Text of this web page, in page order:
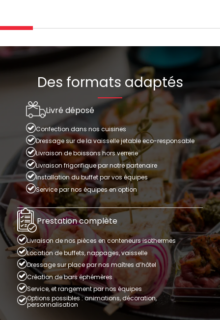
Des formats adaptés
Livré déposé
Confection dans nos cuisines
Dressage sur de la vaisselle jetable eco-responsable
Livraison de boissons hors verrerie
Livraison frigorifique par notre partenaire
Installation du buffet par vos équipes
Service par nos équipes en option
Prestation complète
Livraison de nos pièces en conteneurs isothermes
Location de buffets, nappages, vaisselle
Dressage sur place par nos maîtres d’hôtel
Création de bars éphémères
Service, et rangement par nos équipes
Options possibles : animations, décoration,
personnalisation